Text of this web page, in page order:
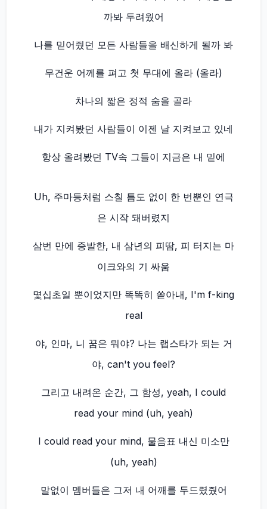
까봐 두려웠어
나를 믿어줬던 모든 사람들을 배신하게 될까 봐
무건운 어께를 펴고 첫 무대에 올라 (올라)
차나의 짧은 정적 숨을 골라
내가 지켜봤던 사람들이 이젠 날 지켜보고 있네
항상 올려봤던 TV속 그들이 지금은 내 밑에
Uh, 주마등처럼 스칠 틈도 없이 한 번뿐인 연극
은 시작 돼버렸지
삼번 만에 증발한, 내 삼년의 피땀, 피 터지는 마
이크와의 기 싸움
몇십초일 뿐이었지만 똑똑히 쏟아내, I'm f-king
real
야, 인마, 니 꿈은 뭐야? 나는 랩스타가 되는 거
야, can't you feel?
그리고 내려온 순간, 그 함성, yeah, I could
read your mind (uh, yeah)
I could read your mind, 물음표 내신 미소만
(uh, yeah)
말없이 멤버들은 그저 내 어깨를 두드렸줬어